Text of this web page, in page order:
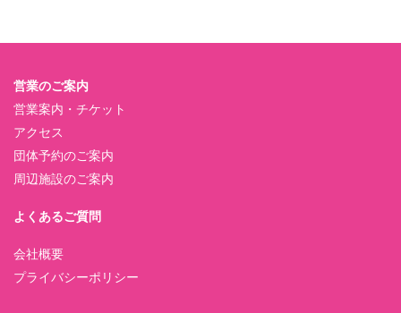
営業のご案内
営業案内・チケット
アクセス
団体予約のご案内
周辺施設のご案内
よくあるご質問
会社概要
プライバシーポリシー